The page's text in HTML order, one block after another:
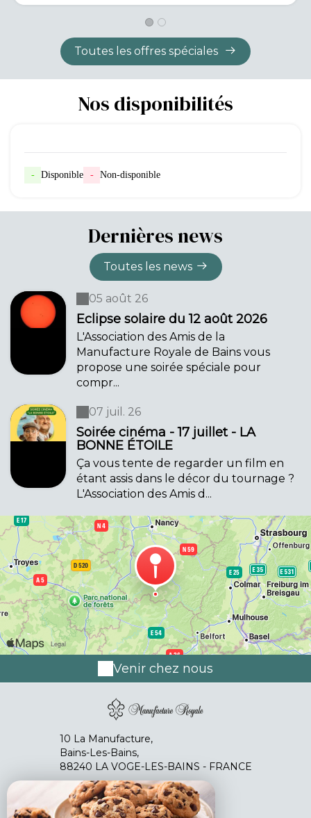
Toutes les offres spéciales
Nos disponibilités
- Disponible - Non-disponible
Dernières news
Toutes les news
05 août 26
Eclipse solaire du 12 août 2026
L'Association des Amis de la
Manufacture Royale de Bains vous
propose une soirée spéciale pour
compr...
07 juil. 26
Soirée cinéma - 17 juillet - LA
BONNE ÉTOILE
Ça vous tente de regarder un film en
étant assis dans le décor du tournage ?
L'Association des Amis d...
Venir chez nous
10 La Manufacture,
Bains-Les-Bains,
88240 LA VOGE-LES-BAINS - FRANCE
+33 3 29 31 32 87
+33 6 13 63 69 61